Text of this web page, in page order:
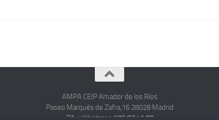
AMPA CEIP Amador de los Ríos
Paseo Marqués de Zafra,16 28028 Madrid
Tlf. y Whatsapp 695 87 41 08